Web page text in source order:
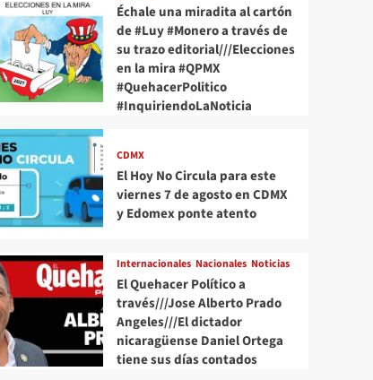
Échale una miradita al cartón
de #Luy #Monero a través de
su trazo editorial///Elecciones
en la mira #QPMX
#QuehacerPolitico
#InquiriendoLaNoticia
CDMX
El Hoy No Circula para este
viernes 7 de agosto en CDMX
y Edomex ponte atento
Internacionales Nacionales Noticias
El Quehacer Político a
través///Jose Alberto Prado
Angeles///El dictador
nicaragüense Daniel Ortega
tiene sus días contados